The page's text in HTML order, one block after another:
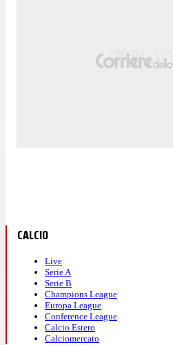
CALCIO
Live
Serie A
Serie B
Champions League
Europa League
Conference League
Calcio Estero
Calciomercato